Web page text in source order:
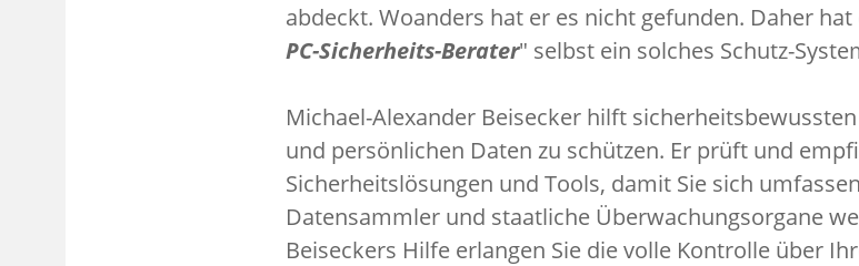
abdeckt. Woanders hat er es nicht gefunden. Daher
PC-Sicherheits-Berater" selbst ein solches Schutz-
Michael-Alexander Beisecker hilft
und persönlichen Daten zu schützen. Er prüft und
Sicherheitslösungen und Tools, damit Sie sich
Datensammler und staatliche Überwachungsorgane
Beiseckers Hilfe erlangen Sie die volle Kontrolle über